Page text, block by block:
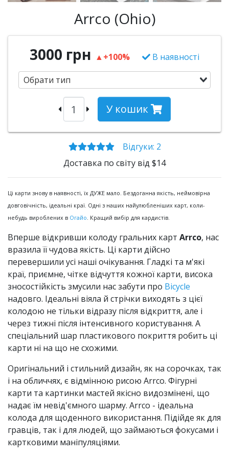
Arrco (Ohio)
3000 грн ▲+100% В наявності
Обрати тип
У кошик
Відгуки: 2
Доставка по світу від $14
Ці карти знову в наявності, їх ДУЖЕ мало. Бездоганна якість, неймовірна
довговічність, ідеальні краї. Одні з наших найулюбленіших карт, коли-
небудь вироблених в Огайо. Кращий вибір для кардистів.
Вперше відкривши колоду гральних карт Arrco, нас
вразила її чудова якість. Ці карти дійсно
перевершили усі наші очікування. Гладкі та м'які
краї, приємне, чітке відчуття кожної карти, висока
зносостійкість змусили нас забути про Bicycle
надовго. Ідеальні віяла й стрічки виходять з цієї
колодою не тільки відразу після відкриття, але і
через тижні після інтенсивного користування. А
спеціальний шар пластикового покриття робить ці
карти ні на що не схожими.
Оригінальний і стильний дизайн, як на сорочках, так
і на обличчях, є відмінною рисою Arrco. Фігурні
карти та картинки мастей якісно видозмінені, що
надає їм невід'ємного шарму. Arrco - ідеальна
колода для щоденного використання. Підійде як для
гравців, так і для людей, що займаються фокусами і
картковими маніпуляціями.